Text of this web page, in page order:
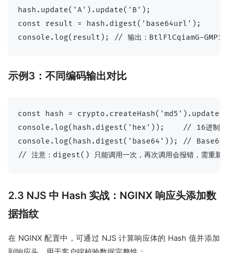
hash.update('A').update('B');
const result = hash.digest('base64url');
示例3：不同编码输出对比
const hash =
console.log(hash.digest('hex'));    // 16进制：
console.log(hash.digest('base64')); // Base64：
2.3 NJS 中 Hash 实战：NGINX 响应头添加数
据指纹
在 NGINX 配置中，可通过 NJS 计算响应体的 Hash 值并添加